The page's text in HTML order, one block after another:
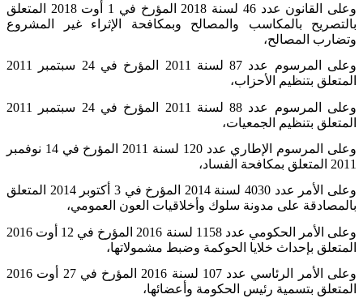
وعلى القانون عدد 46 لسنة 2018 المؤرخ في 1 أوت 2018 المتعلق
بالتصريح بالمكاسب والمصالح وبمكافحة الإثراء غير المشروع
وتضارب المصالح،
وعلى المرسوم عدد 87 لسنة 2011 المؤرخ في 24 سبتمبر 2011
المتعلق بتنظيم الأحزاب،
وعلى المرسوم عدد 88 لسنة 2011 المؤرخ في 24 سبتمبر 2011
المتعلق بتنظيم الجمعيات،
وعلى المرسوم الإطاري عدد 120 لسنة 2011 المؤرخ في 14 نوفمبر
2011 المتعلق بمكافحة الفساد،
وعلى الأمر عدد 4030 لسنة 2014 المؤرخ في 3 أكتوبر 2014 المتعلق
بالمصادقة على مدونة سلوك وأخلاقيات العون العمومي،
وعلى الأمر الحكومي عدد 1158 لسنة 2016 المؤرخ في 12 أوت 2016
المتعلق بإحداث خلايا الحوكمة وضبط مشمولاتها،
وعلى الأمر الرئاسي عدد 107 لسنة 2016 المؤرخ في 27 أوت 2016
المتعلق بتسمية رئيس الحكومة وأعضائها،